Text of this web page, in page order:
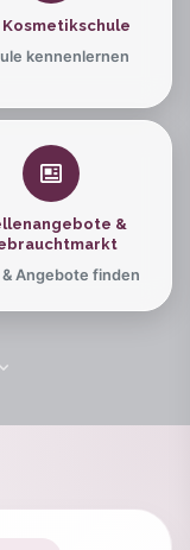
Kosmetikschule
kennenlernen
&
Angebote finden